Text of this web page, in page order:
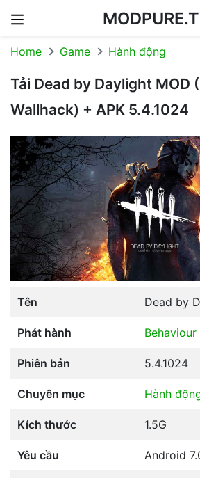
Home Game Hành động
Tải Dead by Daylight MOD
Wallhack) + APK 5.4.1024
Tên Dead by
Phát hành
Phiên bản 5.4.1024
Chuyên mục Hành
Kích thước 1.5G
Yêu cầu Android